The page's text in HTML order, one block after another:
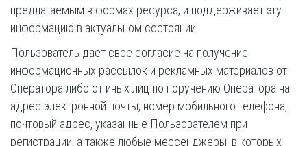
предлагаемым в формах ресурса, и поддерживает эту
информацию в актуальном состоянии.
Пользователь дает свое согласие на получение
информационных рассылок и рекламных материалов от
Оператора либо от иных лиц по поручению Оператора на
адрес электронной почты, номер мобильного телефона,
почтовый адрес, указанные Пользователем при
регистрации, а также любые мессенджеры, в которых